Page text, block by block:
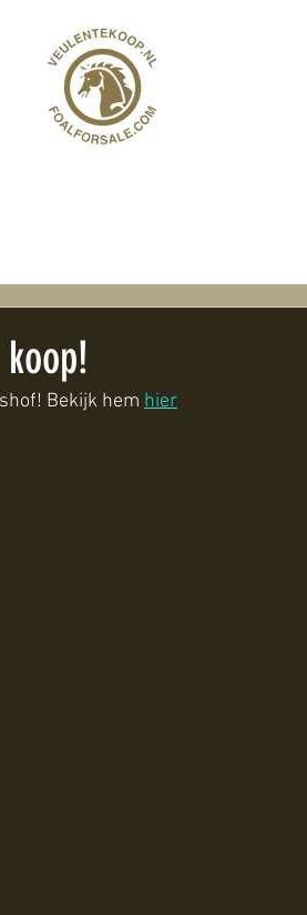
Bekijk hem hier